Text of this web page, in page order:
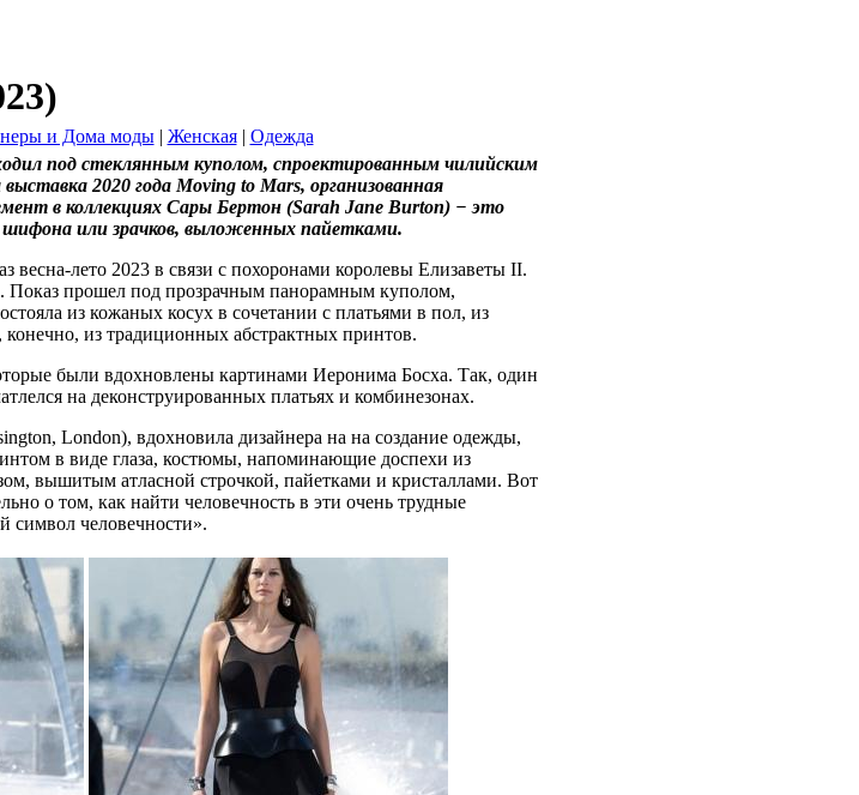
и Дома моды| Женская| Одежда
под стеклянным куполом, спроектированным чилийским
2020 года Moving to Mars, организованная
в коллекциях Сары Бертон (Sarah Jane Burton) − это
шифона или зрачков, выложенных пайетками.
лето 2023 в связи с похоронами королевы Елизаветы II.
Показ прошел под прозрачным панорамным куполом,
из кожаных косух в сочетании с платьями в пол, из
из традиционных абстрактных принтов.
были вдохновлены картинами Иеронима Босха. Так, один
на деконструированных платьях и комбинезонах.
London), вдохновила дизайнера на на создание одежды,
в виде глаза, костюмы, напоминающие доспехи из
вышитым атласной строчкой, пайетками и кристаллами. Вот
о том, как найти человечность в эти очень трудные
символ человечности».